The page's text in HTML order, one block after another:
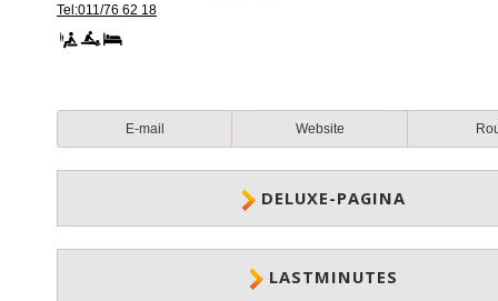
Tel:011/76 62 18
E-mail Website
DELUXE-PAGINA
LASTMINUTES